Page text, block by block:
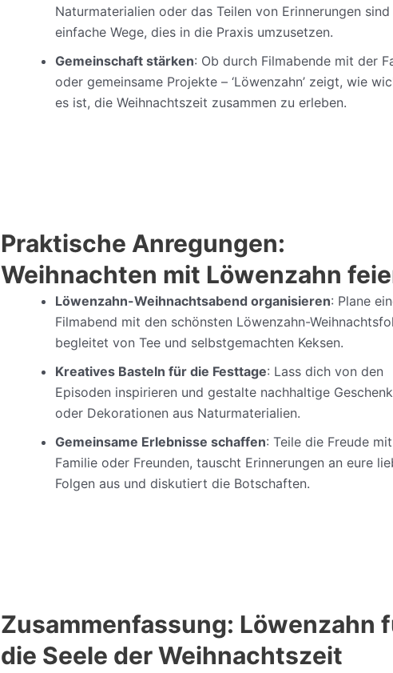
Naturmaterialien oder das Teilen von Erinnerungen sind
einfache Wege, dies in die Praxis umzusetzen.
Gemeinschaft stärken: Ob durch Filmabende mit der
oder gemeinsame Projekte – ‘Löwenzahn’ zeigt, wie
es ist, die Weihnachtszeit zusammen zu erleben.
Praktische Anregungen:
Weihnachten mit Löwenzahn
Löwenzahn-Weihnachtsabend organisieren: Plane
Filmabend mit den schönsten Löwenzahn-
begleitet von Tee und selbstgemachten Keksen.
Kreatives Basteln für die Festtage: Lass dich von den
Episoden inspirieren und gestalte nachhaltige
oder Dekorationen aus Naturmaterialien.
Gemeinsame Erlebnisse schaffen: Teile die Freude mit
Familie oder Freunden, tauscht Erinnerungen an eure
Folgen aus und diskutiert die Botschaften.
Zusammenfassung: Löwenzahn
die Seele der Weihnachtszeit